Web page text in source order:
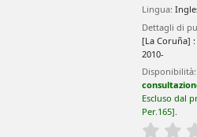
Lingua:
Dettagli di
[La Coruña] :
2010-
Escluso dal
Per.165 .
star rating